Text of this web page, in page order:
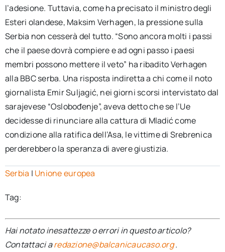
l’adesione. Tuttavia, come ha precisato il ministro degli
Esteri olandese, Maksim Verhagen, la pressione sulla
Serbia non cesserà del tutto. “Sono ancora molti i passi
che il paese dovrà compiere e ad ogni passo i paesi
membri possono mettere il veto” ha ribadito Verhagen
alla BBC serba. Una risposta indiretta a chi come il noto
giornalista Emir Suljagić, nei giorni scorsi intervistato dal
sarajevese “Oslobođenje”, aveva detto che se l’Ue
decidesse di rinunciare alla cattura di Mladić come
condizione alla ratifica dell’Asa, le vittime di Srebrenica
perderebbero la speranza di avere giustizia.
Serbia | Unione europea
Tag:
Hai notato inesattezze o errori in questo articolo?
Contattaci aredazione@balcanicaucaso.org.